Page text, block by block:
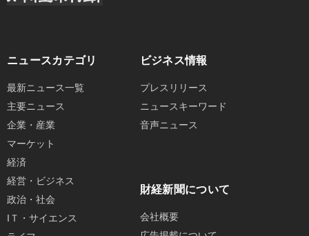
ニュースカテゴリ
最新ニュース一覧
主要ニュース
企業・産業
マーケット
経済
経営・ビジネス
政治・社会
IＴ・サイエンス
ビジネス情報
プレスリリース
ニュースキーワード
音声ニュース
財経新聞について
会社概要